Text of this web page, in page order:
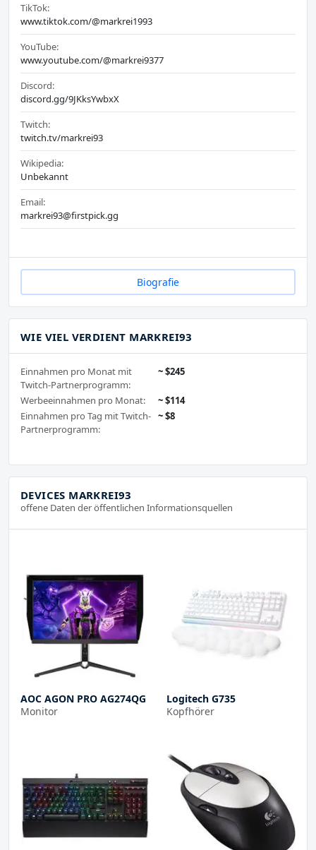
TikTok:
www.tiktok.com/@markrei1993
YouTube:
www.youtube.com/@markrei9377
Discord:
discord.gg/9JKksYwbxX
Twitch:
twitch.tv/markrei93
Wikipedia:
Unbekannt
Email:
markrei93@firstpick.gg
Biografie
WIE VIEL VERDIENT MARKREI93
Einnahmen pro Monat mit
Twitch-Partnerprogramm:
~ $245
Werbeeinnahmen pro Monat:
~ $114
Einnahmen pro Tag mit Twitch-
Partnerprogramm:
~ $8
DEVICES MARKREI93
offene Daten der öffentlichen Informationsquellen
AOC AGON PRO AG274QG
Monitor
Logitech G735
Kopfhörer